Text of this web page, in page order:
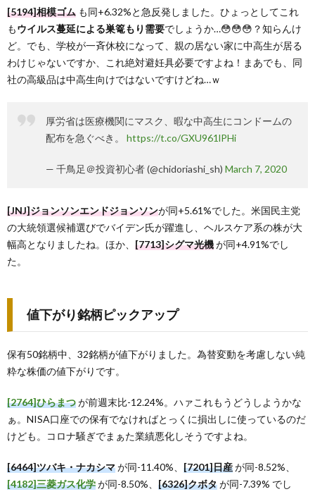
[5194]相模ゴム も同+6.32%と急反発しました。ひょっとしてこれ
もウイルス蔓延による巣篭もり需要でしょうか…😳😳😳？知らんけ
ど。でも、学校が一斉休校になって、親の居ない家に中高生が居る
わけじゃないですか、これ絶対避妊具必要ですよね！まあでも、同
社の高級品は中高生向けではないですけどね…ｗ
厚労省は医療機関にマスク、暇な中高生にコンドームの
配布を急ぐべき。 https://t.co/GXU961lPHi
— 千鳥足＠投資初心者 (@chidoriashi_sh) March 7, 2020
[JNJ]ジョンソンエンドジョンソンが同+5.61%でした。米国民主党
の大統領選候補選びでバイデン氏が躍進し、ヘルスケア系の株が大
幅高となりましたね。ほか、 [7713]シグマ光機が同+4.91%でし
た。
値下がり銘柄ピックアップ
保有50銘柄中、32銘柄が値下がりました。為替変動を考慮しない純
粋な株価の値下がりです。
[2764]ひらまつが前週末比-12.24%。ハァこれもうどうしようかな
ぁ。NISA口座での保有でなければとっくに損出しに使っているのだ
けども。コロナ騒ぎでまぁた業績悪化しそうですよね。
[6464]ツバキ・ナカシマが同-11.40%、 [7201]日産が同-8.52%、
[4182]三菱ガス化学が同-8.50%、 [6326]クボタが同-7.39% でし